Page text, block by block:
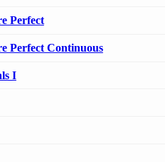
Perfect
Perfect Continuous
I